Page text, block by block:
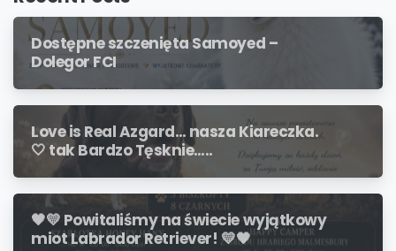
Dostępne szczenięta Samoyed –
Dolegor FCI
Love is Real Azgard… nasza Kiareczka.
🤍 tak Bardzo Tęsknie…..
🖤💛 Powitaliśmy na świecie wyjątkowy
miot Labrador Retriever! 💛🖤